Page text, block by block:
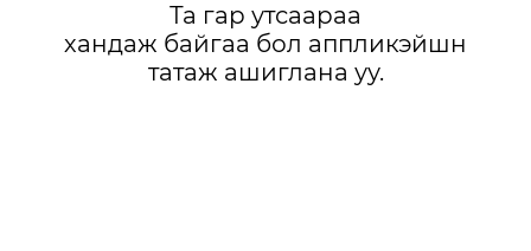
Та гар утсаараа
хандаж байгаа бол аппликэйшн
татаж ашиглана уу.